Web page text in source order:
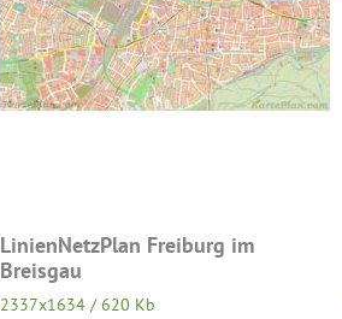
LinienNetzPlan Freiburg im
Breisgau
2337x1634 / 620 Kb